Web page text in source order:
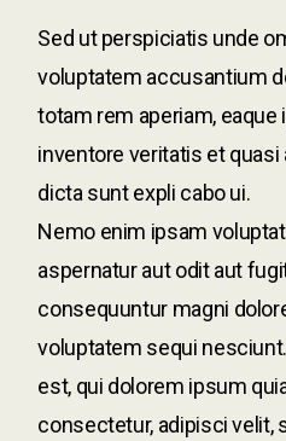
Sed ut perspiciatis unde
voluptatem accusantium
totam rem aperiam, eaque
inventore veritatis et
dicta sunt expli cabo ui.
Nemo enim ipsam
aspernatur aut odit aut
consequuntur magni
voluptatem sequi
est, qui dolorem ipsum
consectetur, adipisci velit,